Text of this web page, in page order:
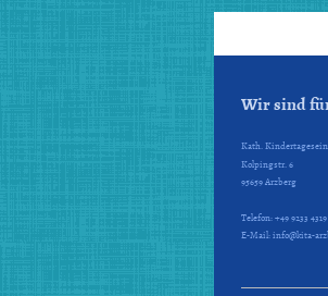
Wir sind
Kath.
Kolpingstr.6
95659Arzberg
Telefon:+49 9233 4319
E-Mail:info@kita-